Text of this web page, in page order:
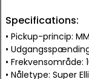
Specifications:
• Pickup-princip:
•
• Frekvensområde:
• Nåletype: Super